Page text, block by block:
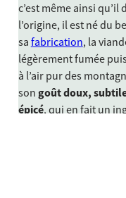
c’est même ainsi
l’origine, il est né du
sa fabrication, la
légèrement fumée
à l’air pur des
son goût doux,
épicé, qui en fait un